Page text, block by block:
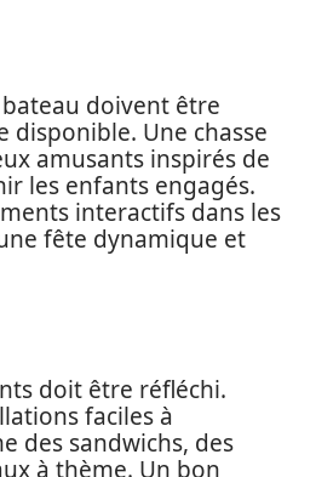
doivent être
disponible. Une chasse
amusants inspirés de
les enfants engagés.
interactifs dans les
fête dynamique et
doit être réfléchi.
faciles à
des sandwichs, des
à thème. Un bon